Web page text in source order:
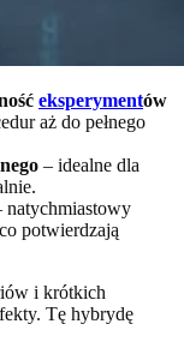
eksperymentów
aż do pełnego
– idealne dla
natychmiastowy
potwierdzają
i krótkich
Tę hybrydę